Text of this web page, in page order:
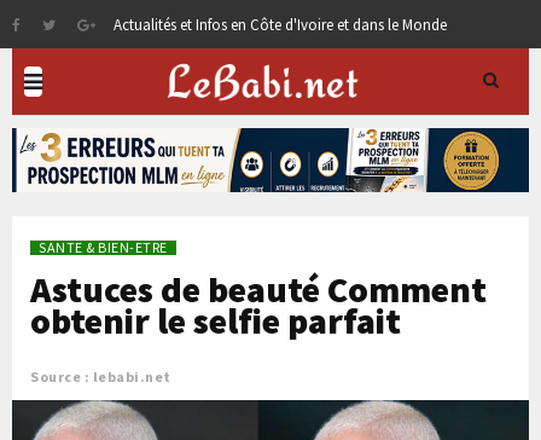
Actualités et Infos en Côte d'Ivoire et dans le Monde
SANTE & BIEN-ETRE
Astuces de beauté Comment
obtenir le selfie parfait
Source : lebabi.net